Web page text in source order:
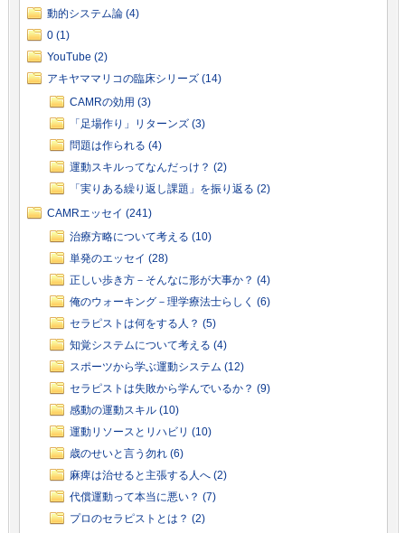
動的システム論 (4)
0 (1)
YouTube (2)
アキヤママリコの臨床シリーズ (14)
CAMRの効用 (3)
「足場作り」リターンズ (3)
問題は作られる (4)
運動スキルってなんだっけ？ (2)
「実りある繰り返し課題」を振り返る (2)
CAMRエッセイ (241)
治療方略について考える (10)
単発のエッセイ (28)
正しい歩き方－そんなに形が大事か？ (4)
俺のウォーキング－理学療法士らしく (6)
セラピストは何をする人？ (5)
知覚システムについて考える (4)
スポーツから学ぶ運動システム (12)
セラピストは失敗から学んでいるか？ (9)
感動の運動スキル (10)
運動リソースとリハビリ (10)
歳のせいと言う勿れ (6)
麻痺は治せると主張する人へ (2)
代償運動って本当に悪い？ (7)
プロのセラピストとは？ (2)